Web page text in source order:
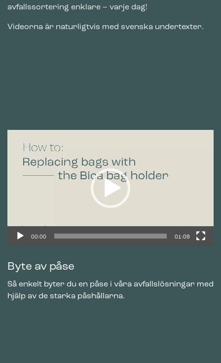
avfallssortering enklare – varje dag!
Videorna är naturligtvis med svenska undertexter.
00:00 01:09
Byte av påse
Så enkelt byter du en påse i våra avfallslösningar med
hjälp av de starka påshållarna.